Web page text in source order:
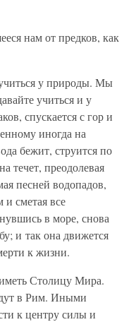
нам от предков, как
у природы. Мы
учиться и у
спускается с гор и
иногда на
бежит, струится по
течет, преодолевая
песней водопадов,
и сметая все
в море, снова
и так она движется
к жизни.
Столицу Мира.
в Рим. Иными
к центру силы и